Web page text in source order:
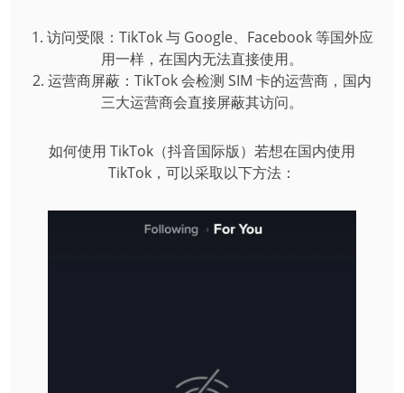
1. 访问受限：TikTok 与 Google、Facebook 等国外应
用一样，在国内无法直接使用。
2. 运营商屏蔽：TikTok 会检测 SIM 卡的运营商，国内
三大运营商会直接屏蔽其访问。
如何使用 TikTok（抖音国际版）若想在国内使用
TikTok，可以采取以下方法：